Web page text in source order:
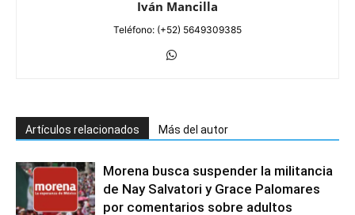
Iván Mancilla
Teléfono: (+52) 5649309385
Artículos relacionados Más del autor
Morena busca suspender la militancia
de Nay Salvatori y Grace Palomares
por comentarios sobre adultos